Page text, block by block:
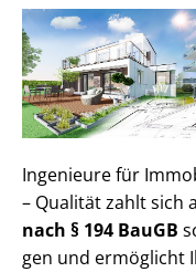
Ingenieure für
– Qualität zahlt sich
nach § 194 BauGB
gen und ermöglicht